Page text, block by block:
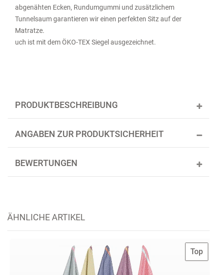
abgenähten Ecken, Rundumgummi und zusätzlichem
Tunnelsaum garantieren wir einen perfekten Sitz auf der
Matratze.
uch ist mit dem ÖKO-TEX Siegel ausgezeichnet.
PRODUKTBESCHREIBUNG
ANGABEN ZUR PRODUKTSICHERHEIT
BEWERTUNGEN
ÄHNLICHE ARTIKEL
Top